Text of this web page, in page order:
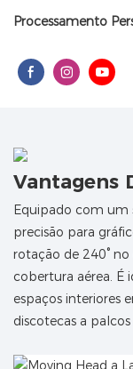
Processamento
Vantagens
Equipado com um
precisão para
rotação de 240°
cobertura aérea. É
espaços interiores
discotecas a